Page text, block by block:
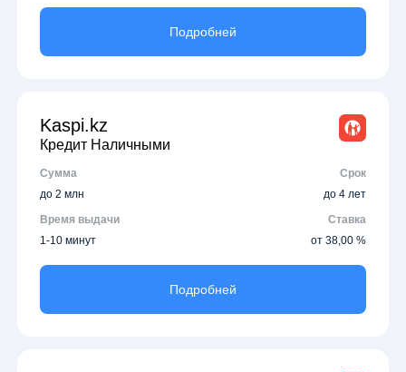
Подробней
Kaspi.kz
Кредит Наличными
Сумма
Срок
до 2 млн
до 4 лет
Время выдачи
Ставка
1-10 минут
от 38,00 %
Подробней